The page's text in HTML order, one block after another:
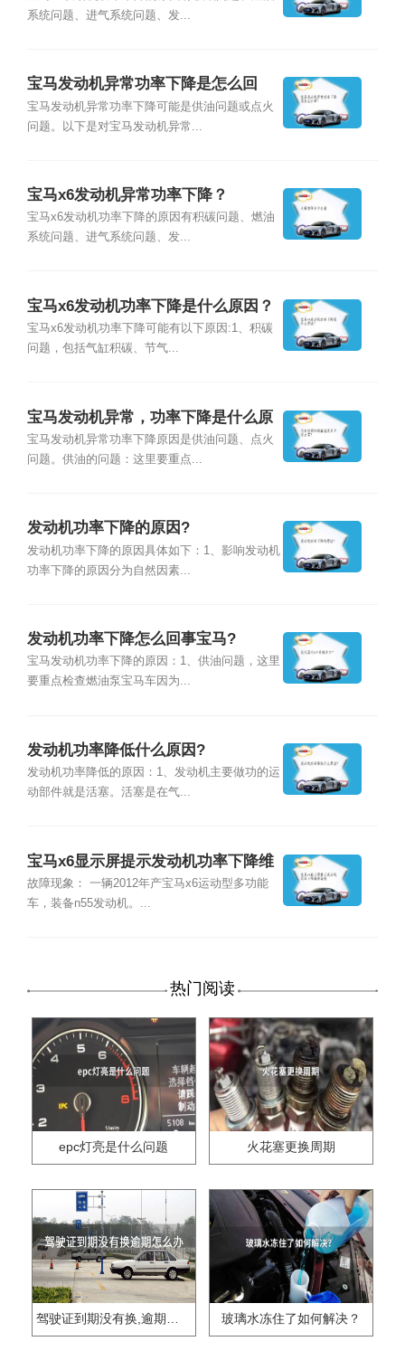
系统问题、进气系统问题、发...
宝马发动机异常功率下降是怎么回
事？
宝马发动机异常功率下降可能是供油问题或点火
问题。以下是对宝马发动机异常...
宝马x6发动机异常功率下降？
宝马x6发动机功率下降的原因有积碳问题、燃油
系统问题、进气系统问题、发...
宝马x6发动机功率下降是什么原因？
宝马x6发动机功率下降可能有以下原因:1、积碳
问题，包括气缸积碳、节气...
宝马发动机异常，功率下降是什么原
因?
宝马发动机异常功率下降原因是供油问题、点火
问题。供油的问题：这里要重点...
发动机功率下降的原因?
发动机功率下降的原因具体如下：1、影响发动机
功率下降的原因分为自然因素...
发动机功率下降怎么回事宝马?
宝马发动机功率下降的原因：1、供油问题，这里
要重点检查燃油泵宝马车因为...
发动机功率降低什么原因?
发动机功率降低的原因：1、发动机主要做功的运
动部件就是活塞。活塞是在气...
宝马x6显示屏提示发动机功率下降维
修案例
故障现象： 一辆2012年产宝马x6运动型多功能
车，装备n55发动机。...
热门阅读
epc灯亮是什么问题 火花塞更换周期
驾驶证到期没有换,逾期怎么办?? 玻璃水冻住了如何解决？